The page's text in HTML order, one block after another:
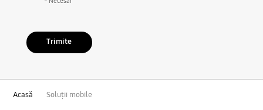
Trimite
Acasă Soluții mobile